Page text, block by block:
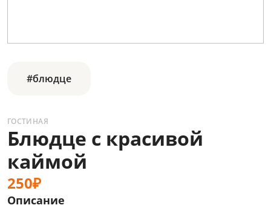
#блюдце
ГОСТИНАЯ
Блюдце с красивой
каймой
250₽
Описание